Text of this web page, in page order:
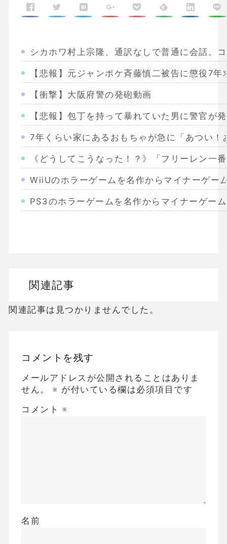
シカホワ村上宗隆、通訳なしで普通に会話。
【悲報】元ジャンポケ斉藤慎二被告に懲役7
【衝撃】大阪府警の発砲動画
【悲報】包丁を持って暴れていた男に警官が
7年くらい家にあるおもちゃが急に「あつい
《どうしてこうなった！？》「フリーレン
WiiUのホラーゲームを名作からマイナーゲー
PS3のホラーゲームを名作からマイナーゲー
ドラゴンクエスト３の思い出
【聖剣伝説3】リースとアンジェラってなん
Powered by livedoor 相互RSS
関連記事
関連記事は見つかりませんでした。
コメントを残す
メールアドレスが公開されることはありま
せん。
※ が付いている欄は必須項目です
コメント ※
名前